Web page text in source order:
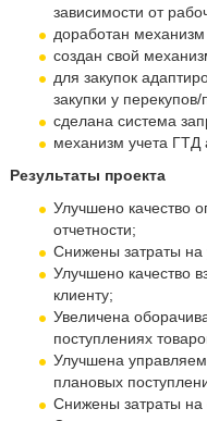
зависимости от
доработан механизм
создан свой
для закупок
закупки у
сделана система
механизм учета ГТД
Результаты проекта
Улучшено качество
отчетности;
Снижены затраты
Улучшено качество
клиенту;
Увеличена
поступлениях
Улучшена
плановых
Снижены затраты на